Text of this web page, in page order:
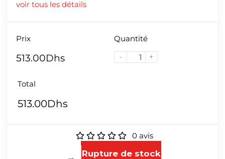
voir tous les détails
Prix
513.00Dhs
Quantité
-
+
Total
513.00Dhs
0avis
Rupture de stock